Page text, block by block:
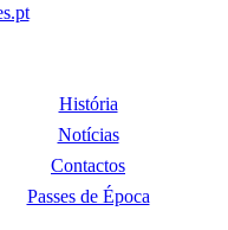
História
Notícias
Contactos
Passes de Época